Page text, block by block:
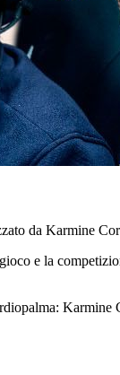
da Karmine
e la